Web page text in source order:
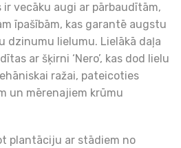
vecāku augi ar pārbaudītām,
īpašībām, kas garantē augstu
dzinumu lielumu. Lielākā daļa
ar šķirni ‘Nero’, kas dod lielu
ražai, pateicoties
un mērenajiem krūmu
plantāciju ar stādiem no